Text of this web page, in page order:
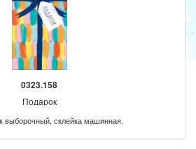
0323.158
Подарок
выборочный, склейка машинная.